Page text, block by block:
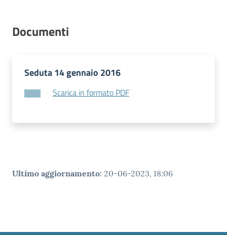
Documenti
Seduta 14 gennaio 2016
Scarica in formato PDF
Ultimo aggiornamento: 20-06-2023, 18:06